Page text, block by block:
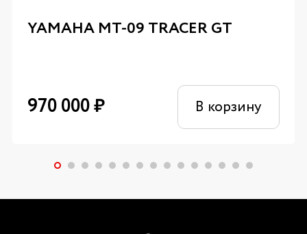
YAMAHA MT-09 TRACER GT
970 000₽ В корзину